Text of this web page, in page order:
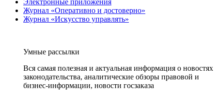
Электронные приложения
Журнал «Оперативно и достоверно»
Журнал «Искусство управлять»
Умные рассылки
Вся самая полезная и актуальная информация о новостях
законодательства, аналитические обзоры правовой и
бизнес-информации, новости госзаказа